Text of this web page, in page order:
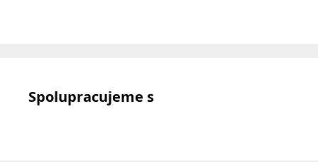
Spolupracujeme s